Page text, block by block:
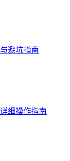
避坑指南
细操作指南